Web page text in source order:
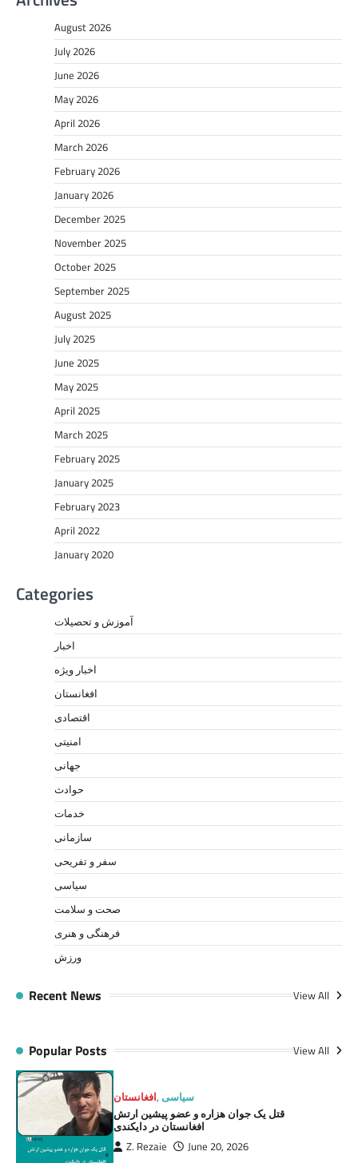
August 2026
July 2026
June 2026
May 2026
April 2026
March 2026
February 2026
January 2026
December 2025
November 2025
October 2025
September 2025
August 2025
July 2025
June 2025
May 2025
April 2025
March 2025
February 2025
January 2025
February 2023
April 2022
January 2020
Categories
آموزش و تحصیلات
اخبار
اخبار ویژه
افغانستان
اقتصادی
امنیتی
جهانی
حوادث
خدمات
سازمانی
سفر و تفریحی
سیاسی
صحت و سلامت
فرهنگی و هنری
ورزش
Recent News View All
Popular Posts View All
افغانستان,سیاسی
قتل یک جوان هزاره و عضو پیشین ارتش
افغانستان در دایکندی
Z. Rezaie June 20, 2026